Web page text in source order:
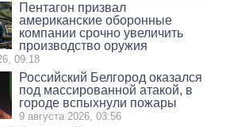
Пентагон призвал
американские оборонные
компании срочно увеличить
производство оружия
09:18
Российский Белгород оказался
под массированной атакой, в
городе вспыхнули пожары
9 августа 2026, 03:56